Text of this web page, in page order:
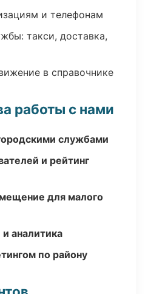
и телефонам
такси, доставка,
в справочнике
работы с нами
службами
и рейтинг
для малого
аналитика
по району